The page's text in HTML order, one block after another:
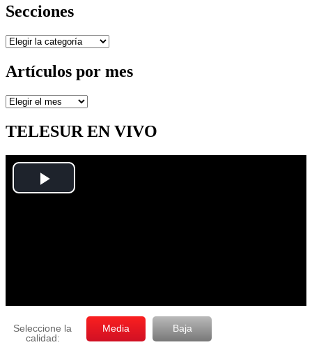
Secciones
Secciones
Artículos por mes
Artículos
mes
TELESUR EN VIVO